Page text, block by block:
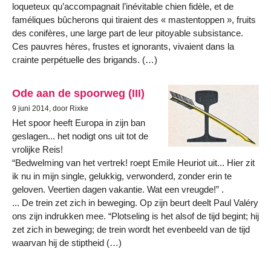
loqueteux qu’accompagnait l’inévitable chien fidèle, et de
faméliques bûcherons qui tiraient des « mastentoppen », fruits
des conifères, une large part de leur pitoyable subsistance.
Ces pauvres hères, frustes et ignorants, vivaient dans la
crainte perpétuelle des brigands. (…)
Ode aan de spoorweg (III)
9 juni 2014, door Rixke
Het spoor heeft Europa in zijn ban
geslagen... het nodigt ons uit tot de
vrolijke Reis!
“Bedwelming van het vertrek! roept Emile Heuriot uit... Hier zit
ik nu in mijn single, gelukkig, verwonderd, zonder erin te
geloven. Veertien dagen vakantie. Wat een vreugde!” .
... De trein zet zich in beweging. Op zijn beurt deelt Paul Valéry
ons zijn indrukken mee. “Plotseling is het alsof de tijd begint; hij
zet zich in beweging; de trein wordt het evenbeeld van de tijd
waarvan hij de stiptheid (…)